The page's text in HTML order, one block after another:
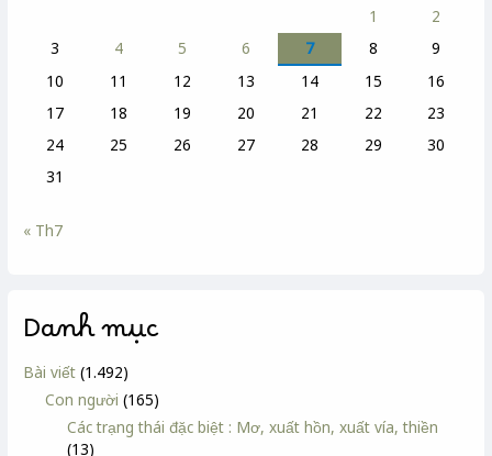
1
2
3
4 5 6 7 8
9
10
11 12 13 14 15
16
17
18 19 20 21 22
23
24
25 26 27 28 29
30
31
« Th7
Danh mục
Bài viết (1.492)
Con người (165)
Các trạng thái đặc biệt : Mơ, xuất hồn, xuất vía, thiền
(13)